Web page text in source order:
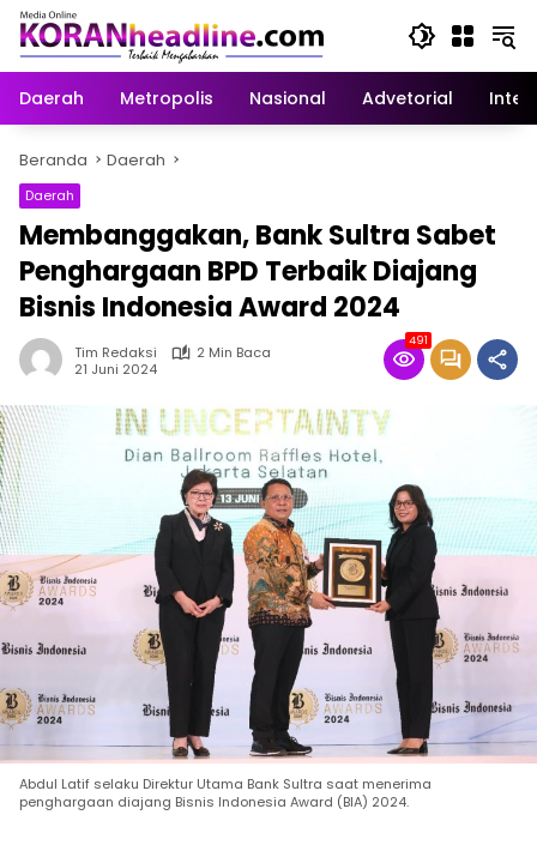
Langsung
konten
Daerah
Metropolis Nasional Advetorial
Beranda Daerah
Daerah
Membanggakan, Bank Sultra Sabet
Penghargaan BPD Terbaik Diajang
Bisnis Indonesia Award 2024
Tim Redaksi
2 Min Baca
21 Juni 2024
491
Abdul Latif selaku Direktur Utama Bank Sultra saat menerima
penghargaan diajang Bisnis Indonesia Award (BIA) 2024.